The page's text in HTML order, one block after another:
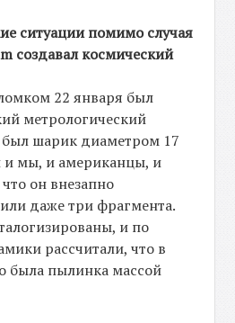
ситуации помимо случая
создавал космический
22 января был
метрологический
был шарик диаметром 17
и мы, и американцы, и
он внезапно
даже три фрагмента.
и по
рассчитали, что в
была пылинка массой